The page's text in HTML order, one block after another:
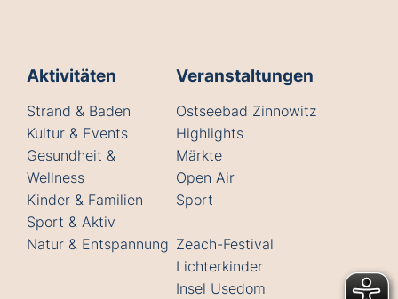
Aktivitäten
Strand & Baden
Kultur & Events
Gesundheit &
Wellness
Kinder & Familien
Sport & Aktiv
Natur & Entspannung
Veranstaltungen
Ostseebad Zinnowitz
Highlights
Märkte
Open Air
Sport
Zeach-Festival
Lichterkinder
Insel Usedom